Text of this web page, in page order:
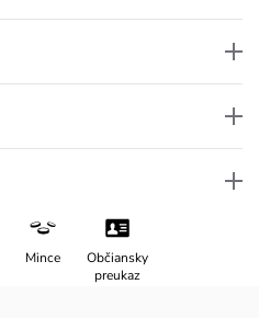
Mince
Občiansky
preukaz